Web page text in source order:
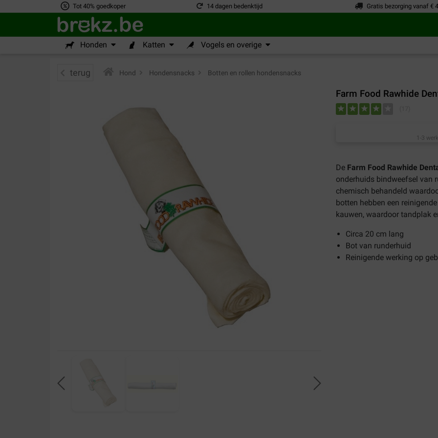
Tot 40% goedkoper 14 dagen bedenktijd Gratis bezorging vanaf €
Honden Katten Vogels en overige
terug Hond Hondensnacks Botten en rollen hondensnacks
Farm Food Rawhide
1-3
De Farm Food Rawhide
onderhuids bindweefsel van
chemisch behandeld
botten hebben een
kauwen, waardoor tandplak
Circa 20 cm lang
Bot van runderhuid
Reinigende werking op